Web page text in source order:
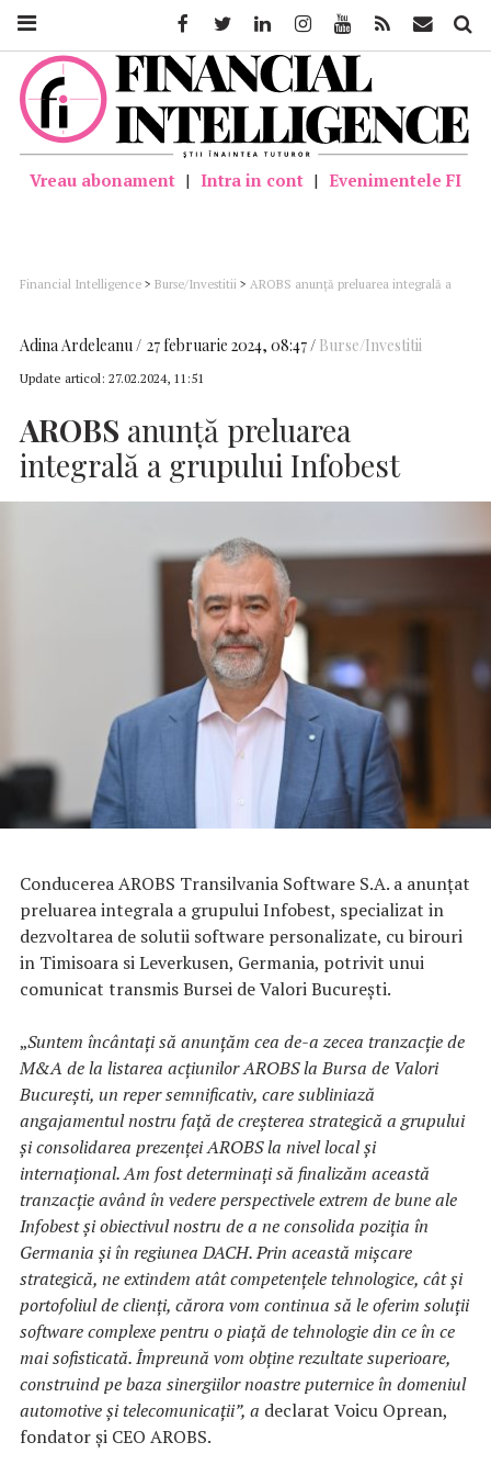
Vreau abonament | Intra in cont | Evenimentele FI
Financial Intelligence > Burse/Investitii > AROBS anunță preluarea integrală a
Adina Ardeleanu 27 februarie 2024, 08:47 Burse/Investitii
Update articol: 27.02.2024, 11:51
AROBS anunță preluarea
integrală a grupului Infobest
Conducerea AROBS Transilvania Software S.A. a anunțat
preluarea integrala a grupului Infobest, specializat in
dezvoltarea de solutii software personalizate, cu birouri
in Timisoara si Leverkusen, Germania, potrivit unui
comunicat transmis Bursei de Valori București.
„Suntem încântați să anunțăm cea de-a zecea tranzacție de
M&A de la listarea acțiunilor AROBS la Bursa de Valori
București, un reper semnificativ, care subliniază
angajamentul nostru față de creșterea strategică a grupului
și consolidarea prezenței AROBS la nivel local și
internațional. Am fost determinați să finalizăm această
tranzacție având în vedere perspectivele extrem de bune ale
Infobest și obiectivul nostru de a ne consolida poziția în
Germania și în regiunea DACH. Prin această mișcare
strategică, ne extindem atât competențele tehnologice, cât și
portofoliul de clienți, cărora vom continua să le oferim soluții
software complexe pentru o piață de tehnologie din ce în ce
mai sofisticată. Împreună vom obține rezultate superioare,
construind pe baza sinergiilor noastre puternice în domeniul
automotive și telecomunicații”, a declarat Voicu Oprean,
fondator și CEO AROBS.
FacebookTwitter LinkedinInstagramYoutube Feed Mail